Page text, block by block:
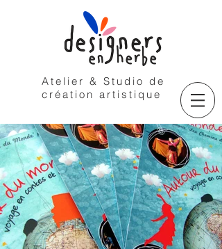
Atelier & Studio de
création artistique